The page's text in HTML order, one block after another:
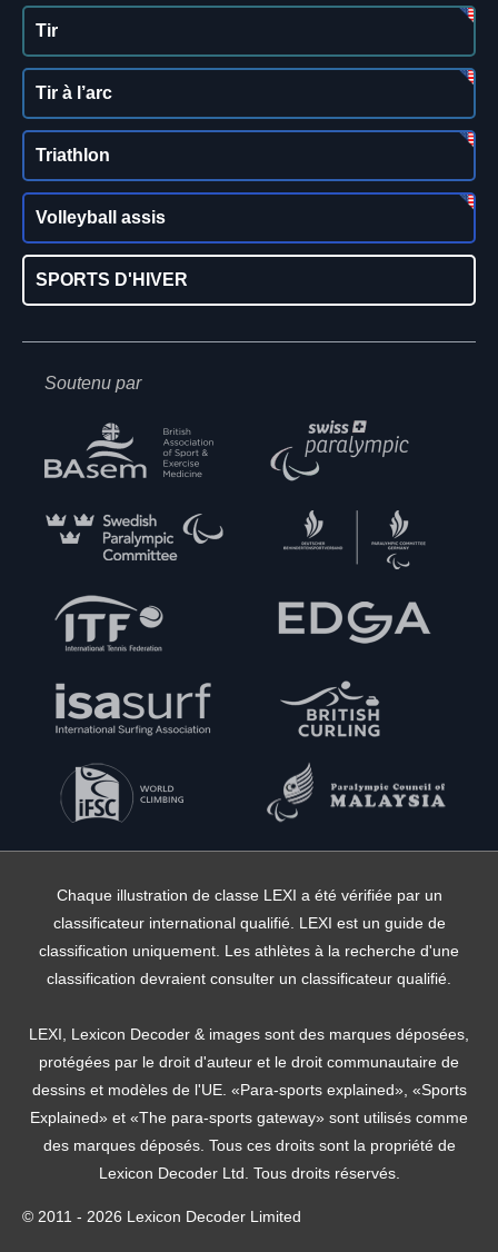
Tir
Tir à l’arc
Triathlon
Volleyball assis
SPORTS D'HIVER
Soutenu par
Chaque illustration de classe LEXI a été vérifiée par un
classificateur international qualifié. LEXI est un guide de
classification uniquement. Les athlètes à la recherche d'une
classification devraient consulter un classificateur qualifié.
LEXI, Lexicon Decoder & images sont des marques déposées,
protégées par le droit d'auteur et le droit communautaire de
dessins et modèles de l'UE. «Para-sports explained», «Sports
Explained» et «The para-sports gateway» sont utilisés comme
des marques déposés. Tous ces droits sont la propriété de
Lexicon Decoder Ltd. Tous droits réservés.
© 2011 - 2026 Lexicon Decoder Limited